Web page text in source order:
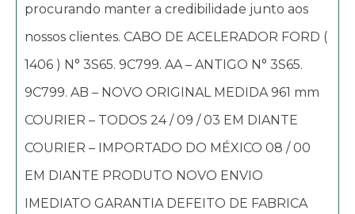
procurando manter a credibilidade junto aos
nossos clientes. CABO DE ACELERADOR FORD (
1406 ) N° 3S65. 9C799. AA – ANTIGO N° 3S65.
9C799. AB – NOVO ORIGINAL MEDIDA 961 mm
COURIER – TODOS 24 / 09 / 03 EM DIANTE
COURIER – IMPORTADO DO MÉXICO 08 / 00
EM DIANTE PRODUTO NOVO ENVIO
IMEDIATO GARANTIA DEFEITO DE FABRICA